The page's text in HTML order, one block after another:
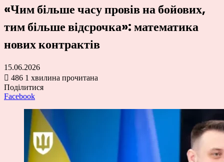
«Чим більше часу провів на бойових,
тим більше відсрочка»: математика
нових контрактів
15.06.2026
486 1 хвилина прочитана
Поділитися
Facebook